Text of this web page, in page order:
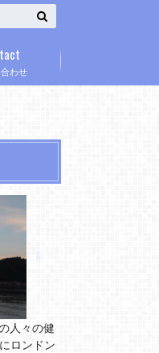
わせ
人々の健
ロンドン